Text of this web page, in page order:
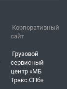
Корпоративный
сайт
Грузовой
сервисный
центр «МБ
Тракс СПб»